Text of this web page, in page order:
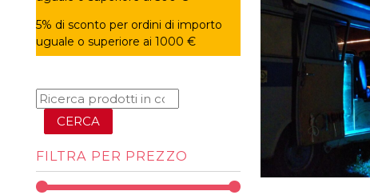
5% di sconto per ordini di importo
uguale o superiore ai 1000 €
CERCA
FILTRA PER PREZZO